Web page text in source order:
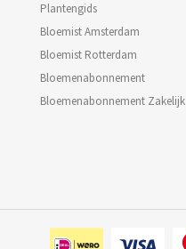
Plantengids
Bloemist Amsterdam
Bloemist Rotterdam
Bloemenabonnement
Bloemenabonnement Zakelijk